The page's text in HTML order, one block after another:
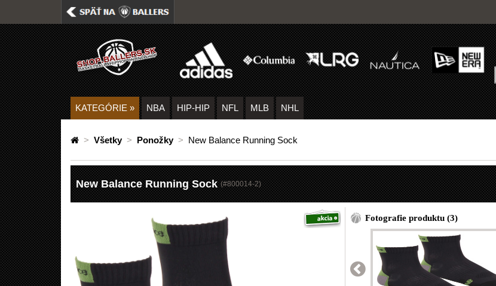
KATEGÓRIE » NBA HIP-HIP NFL MLB NHL
> Všetky > Ponožky > New Balance Running Sock
New Balance Running Sock (#800014-2)
Fotografie produktu (3)